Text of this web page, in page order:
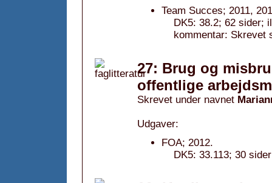
Team Succes; 2011,
DK5: 38.2; 62 sider;
kommentar: Skrevet
27: Brug og
offentlige
Skrevet under navnet
Udgaver:
FOA; 2012.
DK5: 33.113; 30